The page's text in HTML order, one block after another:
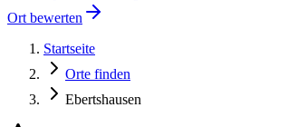
Ort bewerten
Startseite
Orte finden
Ebertshausen